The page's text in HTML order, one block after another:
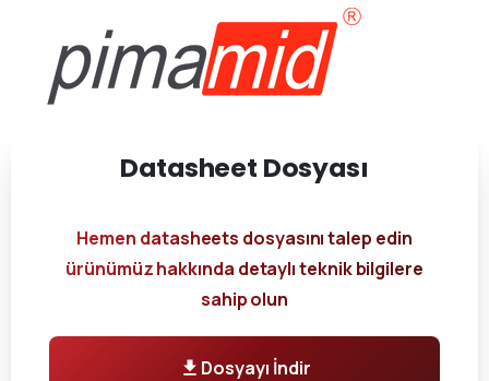
Datasheet Dosyası
Hemen datasheets dosyasını talep edin
ürünümüz hakkında detaylı teknik bilgilere
sahip olun
Dosyayı İndir